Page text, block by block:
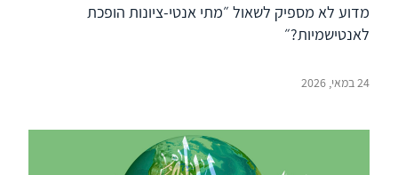
מדוע לא מספיק לשאול ״מתי אנטי-ציונות הופכת
לאנטישמיות?״
24 במאי, 2026